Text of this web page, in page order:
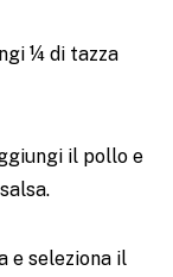
¼ di tazza
il pollo e
e seleziona il